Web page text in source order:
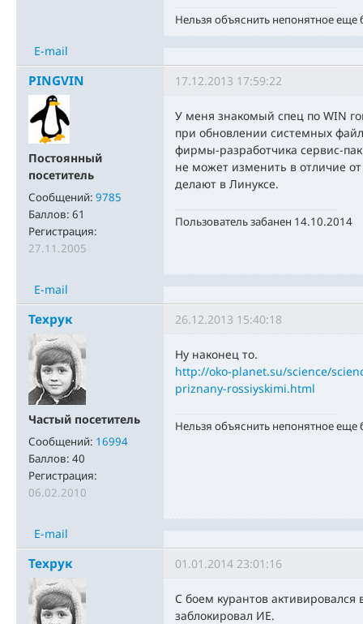
Нельзя объяснить непонятное
E-mail
PINGVIN
Постоянный
посетитель
Сообщений: 9785
Баллов: 61
Регистрация:
27.11.2005
17.12.2013 17:59:22
У меня знакомый спец по WIN
при обновлении системных
фирмы-разработчика сервис-
не может изменить в отличие от
делают в Линуксе.
Пользователь забанен 14.10.2014
E-mail
Техрук
Частый посетитель
Сообщений: 16994
Баллов: 40
Регистрация:
06.02.2010
26.12.2013 15:40:18
Ну наконец то.
http://oko-planet.su/science/
priznany-rossiyskimi.html
Нельзя объяснить непонятное
E-mail
Техрук 01.01.2014 23:01:16
С боем курантов
заблокировал ИЕ.